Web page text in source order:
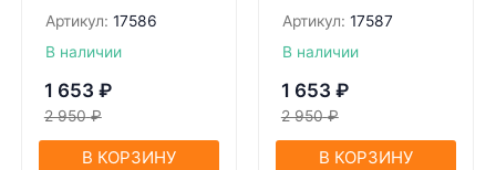
Артикул: 17586
В наличии
1 653 ₽
2 950 ₽
В КОРЗИНУ
Артикул: 17587
В наличии
1 653 ₽
2 950 ₽
В КОРЗИНУ